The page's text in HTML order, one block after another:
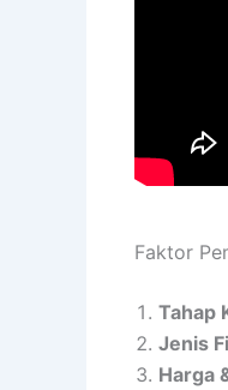
Faktor
Tahap
Jenis
Harga